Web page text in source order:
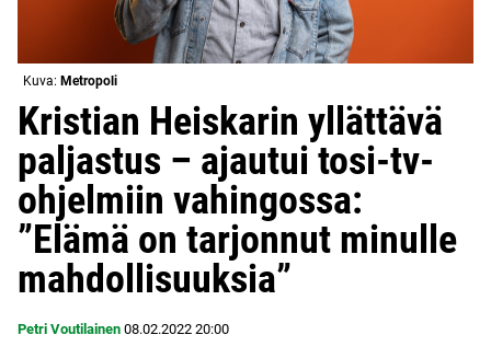
Kuva: Metropoli
Kristian Heiskarin yllättävä
paljastus – ajautui tosi-tv-
ohjelmiin vahingossa:
”Elämä on tarjonnut minulle
mahdollisuuksia”
Petri Voutilainen 08.02.2022 20:00